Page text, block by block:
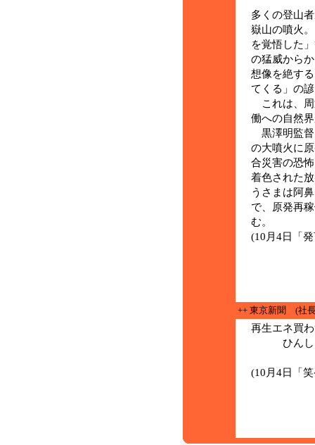
多くの登山
嶽山の噴火
を覚悟した
の猛威から
想像を絶す
てくる」の
これは、周
働への自然
黒澤明監督
の大噴火に
合災害の恐
着色された
うさまは阿
で、原発再
む。
(10月4日「
++ 東京新聞 (社
再生エネ
ひんし
(10月4日「